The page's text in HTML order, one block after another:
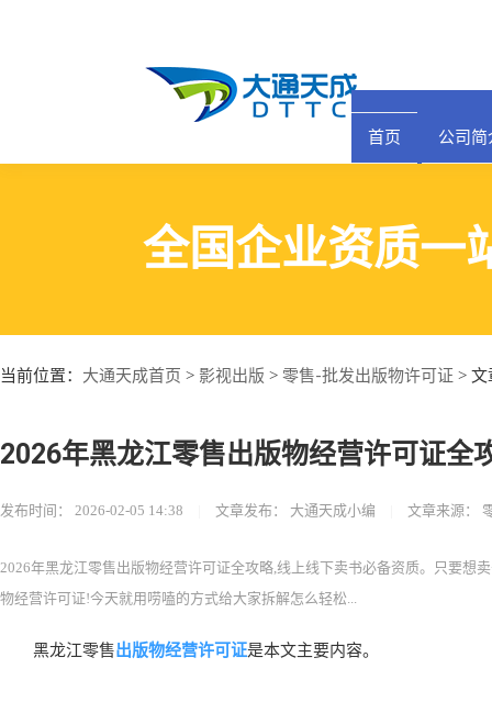
首页 公司简
全国企业资质一
当前位置： 大通天成首页 > 影视出版 > 零售-批发出版物许可证 > 文
2026年黑龙江零售出版物经营许可证全
发布时间： 2026-02-05 14:38 文章发布： 大通天成小编 文章来源：
2026年黑龙江零售出版物经营许可证全攻略,线上线下卖书必备资质。只要想
物经营许可证!今天就用唠嗑的方式给大家拆解怎么轻松...
黑龙江零售出版物经营许可证是本文主要内容。